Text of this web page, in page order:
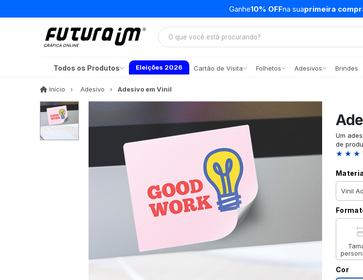
Ganhe10% OFFna suaprimeira
Todos os Produtos Eleições 2026 Cartão de Visita Folhetos Adesivos Brindes
Início Início Adesivo Adesivo em Vinil
Um
de
★ ★ ★
Cor